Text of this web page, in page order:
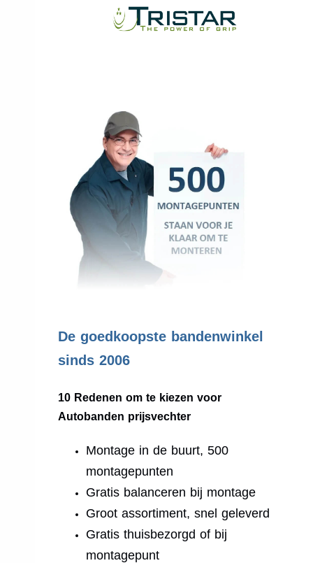
De goedkoopste bandenwinkel
sinds 2006
10 Redenen om te kiezen voor
Autobanden prijsvechter
Montage in de buurt, 500
montagepunten
Gratis balanceren bij montage
Groot assortiment, snel geleverd
Gratis thuisbezorgd of bij
montagepunt